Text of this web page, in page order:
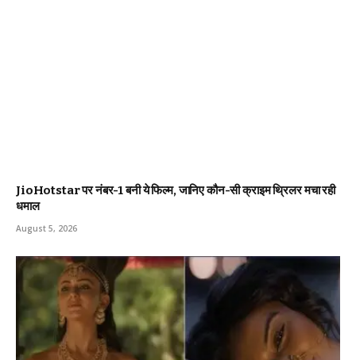
JioHotstar पर नंबर-1 बनी ये फिल्म, जानिए कौन-सी क्राइम थ्रिलर मचा रही
धमाल
August 5, 2026